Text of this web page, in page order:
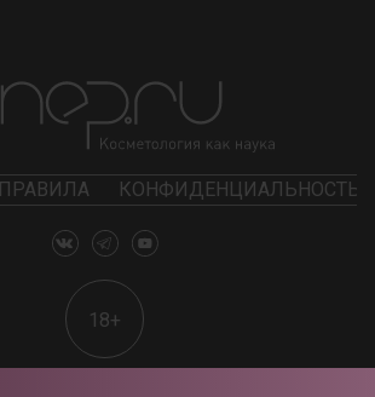
ПРАВИЛА КОНФИДЕНЦИАЛЬНОСТЬ
18+